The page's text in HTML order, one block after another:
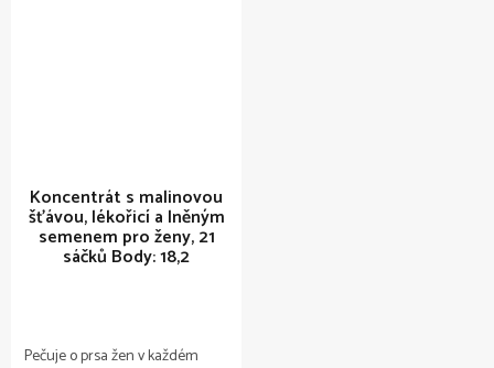
Koncentrát s malinovou
šťávou, lékořicí a lněným
semenem pro ženy, 21
sáčků Body: 18,2
Pečuje o prsa žen v každém